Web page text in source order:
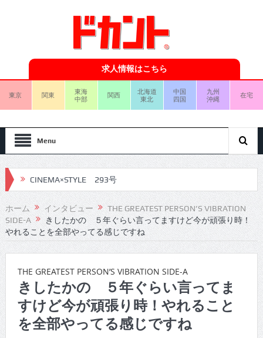
求人情報はこちら
東京 関東
東海
中部
関西
北海道
東北
中国
四国
九州
沖縄
在宅
Menu
CINEMA×STYLE 292号
CINEMA×STYLE 291号
CINEMA×STYLE 290号
CINEMA×STYLE 289号
CINEMA×STYLE 288号
CINEMA×STYLE 287号
CINEMA×STYLE 286号
ホーム インタビュー
THE GREATEST PERSON’S VIBRATION
SIDE-A
きしたかの ５年ぐらい言ってますけど今が頑張り時！
やれることを全部やってる感じですね
THE GREATEST PERSON’S VIBRATION SIDE-A
きしたかの ５年ぐらい言ってま
すけど今が頑張り時！やれること
を全部やってる感じですね